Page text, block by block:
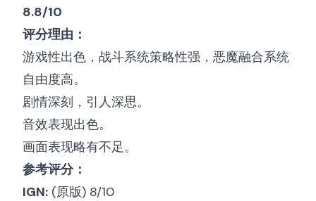
8.8/10
评分理由：
游戏性出色，战斗系统策略性强，恶魔融合系统
自由度高。
剧情深刻，引人深思。
音效表现出色。
画面表现略有不足。
参考评分：
IGN: (原版) 8/10